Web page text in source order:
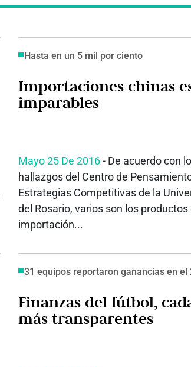
Hasta en un 5 mil por ciento
Importaciones chinas
imparables
Mayo 25 De 2016- De acuerdo con
hallazgos del Centro de
Estrategias Competitivas de la
del Rosario, varios son los productos
importación...
31 equipos reportaron ganancias en el
Finanzas del fútbol,
más transparentes